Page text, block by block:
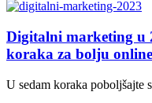
Digitalni marketing u
koraka za bolju
U sedam koraka poboljšajte